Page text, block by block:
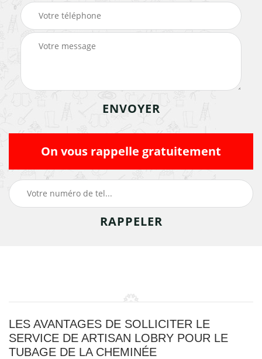
On vous rappelle gratuitement
LES AVANTAGES DE SOLLICITER LE
SERVICE DE ARTISAN LOBRY POUR LE
TUBAGE DE LA CHEMINÉE